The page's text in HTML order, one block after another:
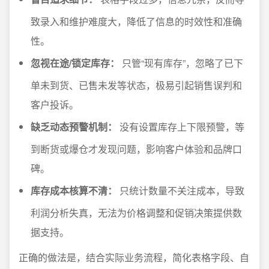
致录入和维护难度大，降低了信息的时效性和准确
性。
忽视在途/锁定库存：
只管“现有库存”，忽略了已下
单未到货、已售未发等状态，极易引起销售误判和
客户投诉。
缺乏动态预警机制：
没有设置库存上下限预警，等
到断货或爆仓才发现问题，影响客户体验和品牌口
碑。
库存成本核算不清：
只统计数量不关注成本，导致
利润分析失真，无法为价格调整和促销决策提供数
据支持。
正确的做法是，结合实际业务流程，简化表格字段、自